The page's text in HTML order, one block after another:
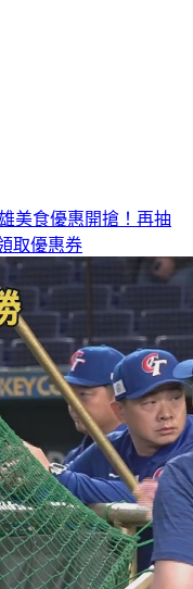
美食優惠開搶！再抽
取優惠券